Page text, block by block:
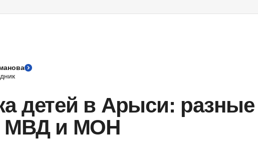
детей в Арыси: разные
МВД и МОН